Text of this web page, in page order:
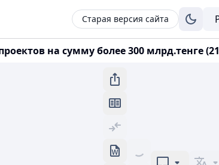
Старая версия сайта
на сумму более 300 млрд.тенге